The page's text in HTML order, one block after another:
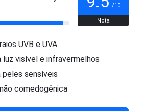
/10
Nota
UVB e UVA
visível e infravermelhos
peles sensíveis
comedogênica